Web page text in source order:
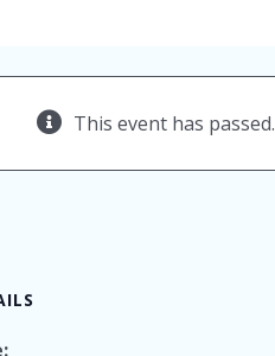
This event has passed.